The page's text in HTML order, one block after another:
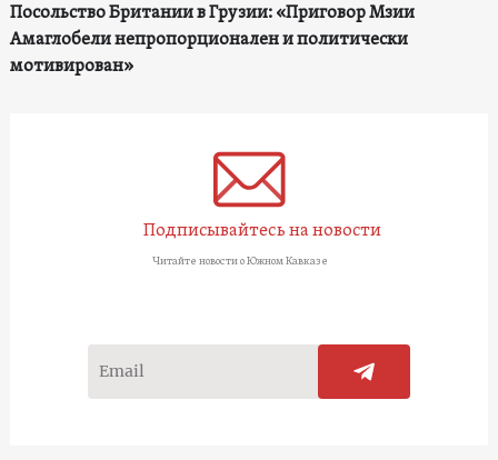
Посольство Британии в Грузии: «Приговор Мзии
Амаглобели непропорционален и политически
мотивирован»
Подписывайтесь на новости
Читайте новости о Южном Кавказе